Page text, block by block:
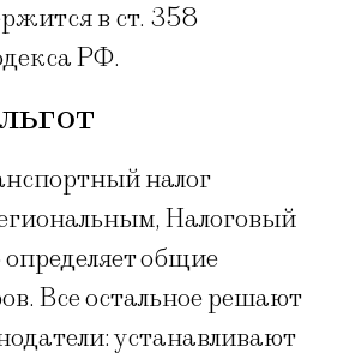
в ст. 358
РФ.
налог
Налоговый
определяет общие
Все остальное решают
устанавливают